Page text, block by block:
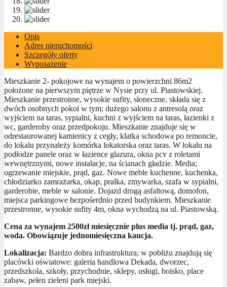
Opis
Adres nieruchomości
Szczegóły oferty
Wyposażenie
Mieszkanie 2- pokojowe na wynajem o powierzchni 86m2
położone na pierwszym piętrze w Nysie przy ul. Piastowskiej.
Mieszkanie przestronne, wysokie sufity, słoneczne, składa się z
dwóch osobnych pokoi w tym; dużego salonu z antresolą oraz
wyjściem na taras, sypialni, kuchni z wyjściem na taras, łazienki z
wc, garderoby oraz przedpokoju. Mieszkanie znajduje się w
odrestaurowanej kamienicy z cegły, klatka schodowa po remoncie,
do lokalu przynależy komórka lokatorska oraz taras. W lokalu na
podłodze panele oraz w łazience glazura, okna pcv z roletami
wewnętrznymi, nowe instalacje, na ścianach gładzie. Media;
ogrzewanie miejskie, prąd, gaz. Nowe meble kuchenne, kuchenka,
chłodziarko zamrażarka, okap, pralka, zmywarka, szafa w sypialni,
garderobie, meble w salonie. Dojazd drogą asfaltową, domofon,
miejsca parkingowe bezpośerdnio przed budynkiem. Mieszkanie
przestronne, wysokie sufity 4m, okna wychodzą na ul. Piastowską.
Cena za wynajem 2500zł miesięcznie plus media tj. prąd, gaz,
woda. Obowiązuje jednomiesięczna kaucja.
Lokalizacja: Bardzo dobra infrastruktura; w pobliżu znajdują się
placówki oświatowe: galeria handlowa Dekada, dworzec,
przedszkola, szkoły, przychodnie, sklepy, usługi, boisko, place
zabaw, pełen zieleni park miejski.